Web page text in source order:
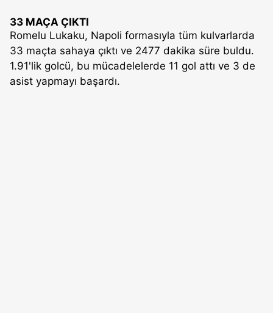
33 MAÇA ÇIKTI
Romelu Lukaku, Napoli formasıyla tüm kulvarlarda
33 maçta sahaya çıktı ve 2477 dakika süre buldu.
1.91'lik golcü, bu mücadelelerde 11 gol attı ve 3 de
asist yapmayı başardı.